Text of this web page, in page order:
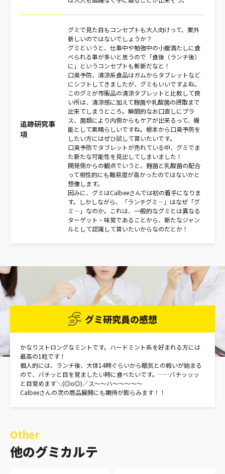
追跡研究事
項
グミで見た目もコンセプトも大人向けって、案外
新しいのではないでしょうか？
グミというと、仕事中や勉強中の小腹満たしに食
べられる事が多いと思うので「食後（ランチ後）
に」というコンセプトも斬新だなと！
口臭予防、清涼系食品はガムからタブレットなど
にシフトしてきましたが、グミもいいですよね。
このグミが市販品の清涼タブレットと比較して良
い所は、清涼感に加えて麹菌や乳酸菌の摂取まで
出来てしまうところ。瞬間的なお口直しにプラ
ス、菌類により内側からもケアが出来るって、機
能として素晴らしいですね。根本から口臭予防を
したい方にはぜひ試して貰いたいです。
口臭予防でタブレットが売れている中、グミでま
た新たな可能性を見出してしまいました！
開発側からの観点でいうと、麹菌と乳酸菌の配合
って相性的にも難易度が高かったのではないかと
想像します。
因みに、グミはCalbeeさんでは初の着手になりま
す。しかしながら、「ランチグミ―」はなぜ「グ
ミ―」なのか。これは、一般的なグミとは異なる
ターゲット・味覚であることから、新たなジャン
ルとして認識して貰いたいからなのだとか！
グミ研究員の感想
かなりストロングなミントです。ハードミント系を好まれる方には
最高の1粒です！
個人的には、ランチ後、大体14時ぐらいから眠気との戦いが始まる
ので、バチッと目を覚ましたい時に食べたいです。……バチッッッ
と目覚めます＼(◎o◎)／ス～～ハ～～～～～
Calbeeさんの次の商品展開にも期待が膨らみます！！
Other
他のグミカルテ